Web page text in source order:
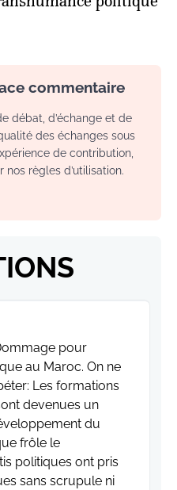
commentaire
débat, d’échange et de
des échanges sous
de contribution,
nos règles d’utilisation.
pour
au Maroc. On ne
Les formations
devenues un
du
frôle le
politiques ont pris
sans scrupule ni